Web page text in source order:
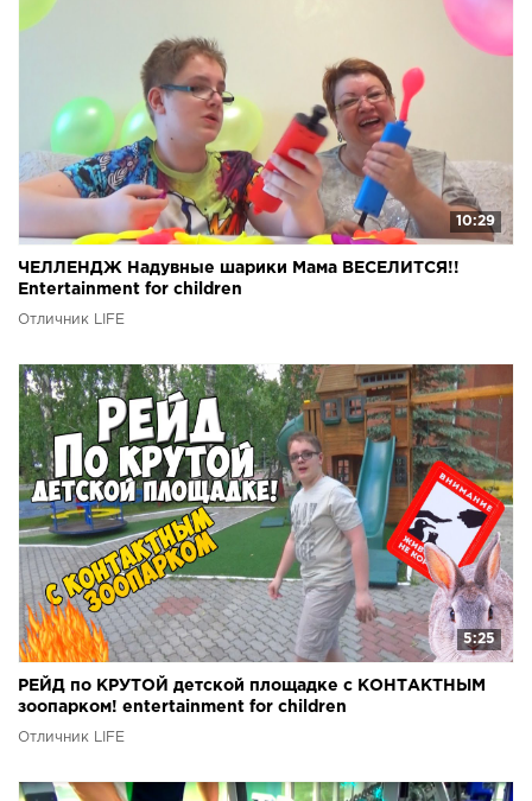
10:29
ЧЕЛЛЕНДЖ Надувные шарики Мама ВЕСЕЛИТСЯ!!
Entertainment for children
Отличник LIFE
5:25
РЕЙД по КРУТОЙ детской площадке с КОНТАКТНЫМ
зоопарком! entertainment for children
Отличник LIFE